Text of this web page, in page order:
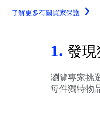
了解更多有關買家保護
1. 發現
瀏覽專家挑
每件獨特物